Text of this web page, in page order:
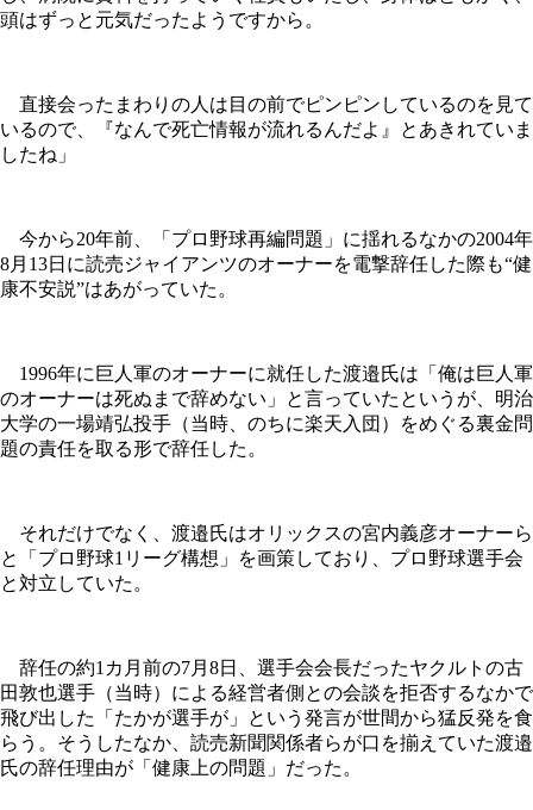
頭はずっと元気だったようですから。
直接会ったまわりの人は目の前でピンピンしているのを見て
いるので、『なんで死亡情報が流れるんだよ』とあきれていま
したね」
今から20年前、「プロ野球再編問題」に揺れるなかの2004年
8月13日に読売ジャイアンツのオーナーを電撃辞任した際も“健
康不安説”はあがっていた。
1996年に巨人軍のオーナーに就任した渡邉氏は「俺は巨人軍
のオーナーは死ぬまで辞めない」と言っていたというが、明治
大学の一場靖弘投手（当時、のちに楽天入団）をめぐる裏金問
題の責任を取る形で辞任した。
それだけでなく、渡邉氏はオリックスの宮内義彦オーナーら
と「プロ野球1リーグ構想」を画策しており、プロ野球選手会
と対立していた。
辞任の約1カ月前の7月8日、選手会会長だったヤクルトの古
田敦也選手（当時）による経営者側との会談を拒否するなかで
飛び出した「たかが選手が」という発言が世間から猛反発を食
らう。そうしたなか、読売新聞関係者らが口を揃えていた渡邉
氏の辞任理由が「健康上の問題」だった。